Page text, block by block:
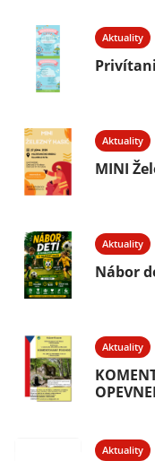
Aktuality
Aktuality
MINI
Aktuality
Nábor
Aktuality
Aktuality